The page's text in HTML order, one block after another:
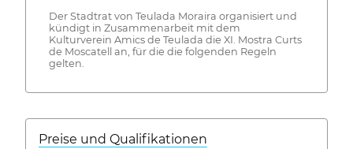
Der Stadtrat von Teulada Moraira organisiert und
kündigt in Zusammenarbeit mit dem
Kulturverein Amics de Teulada die XI. Mostra Curts
de Moscatell an, für die die folgenden Regeln
gelten.
Preise und Qualifikationen